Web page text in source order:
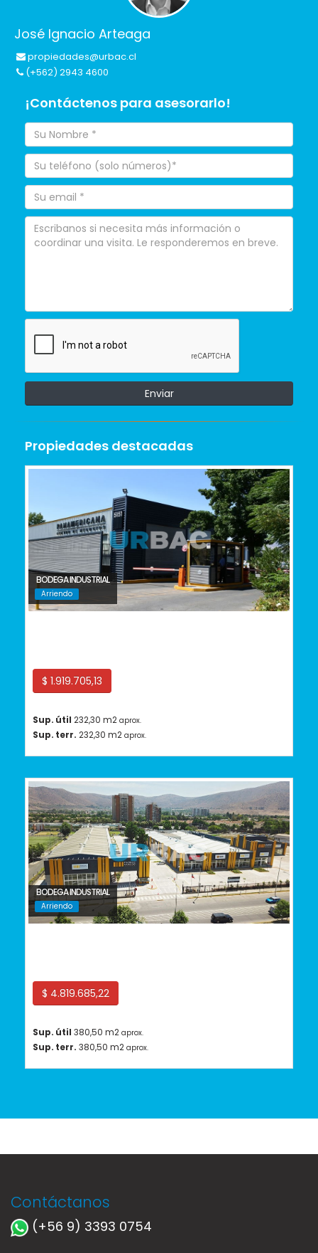
José Ignacio Arteaga
propiedades@urbac.cl
(+562) 2943 4600
¡Contáctenos para asesorarlo!
Enviar
Propiedades destacadas
BODEGA INDUSTRIAL
Arriendo
$ 1.919.705,13
Sup. útil 232,30 m2 aprox.
Sup. terr. 232,30 m2 aprox.
BODEGA INDUSTRIAL
Arriendo
$ 4.819.685,22
Sup. útil 380,50 m2 aprox.
Sup. terr. 380,50 m2 aprox.
Contáctanos
(+56 9) 3393 0754